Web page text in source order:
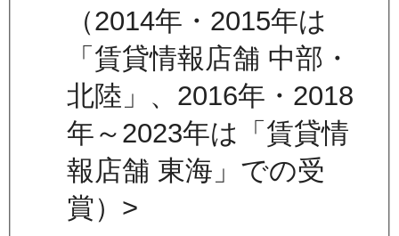
（2014年・2015年は
「賃貸情報店舗 中部・
北陸」、2016年・2018
年～2023年は「賃貸情
報店舗 東海」での受
賞）>